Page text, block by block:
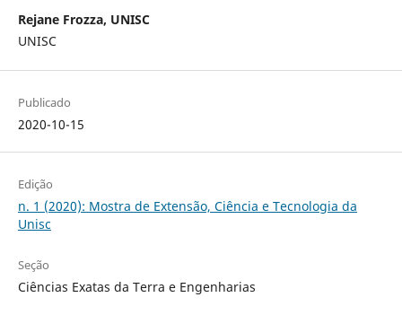
Rejane Frozza, UNISC
UNISC
Publicado
2020-10-15
Edição
n. 1 (2020): Mostra de Extensão, Ciência e Tecnologia da
Unisc
Seção
Ciências Exatas da Terra e Engenharias